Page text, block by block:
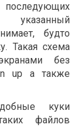
указанный
будто
Такая схема
без
up а также
куки
файлов